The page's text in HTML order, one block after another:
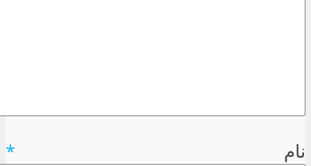
نام *